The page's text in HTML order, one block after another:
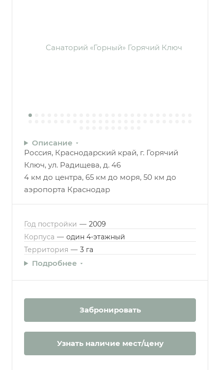
Описание
Россия, Краснодарский край, г. Горячий
Ключ, ул. Радищева, д. 46
4 км до центра, 65 км до моря, 50 км до
аэропорта Краснодар
Год постройки — 2009
Корпуса — один 4-этажный
Территория — 3 га
Подробнее
Забронировать
Узнать наличие мест/цену